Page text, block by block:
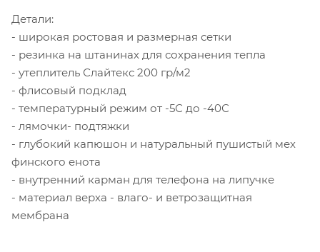
Детали:
- широкая ростовая и размерная сетки
- резинка на штанинах для сохранения тепла
- утеплитель Слайтекс 200 гр/м2
- флисовый подклад
- температурный режим от -5С до -40С
- лямочки- подтяжки
- глубокий капюшон и натуральный пушистый мех
финского енота
- внутренний карман для телефона на липучке
- материал верха - влаго- и ветрозащитная
мембрана